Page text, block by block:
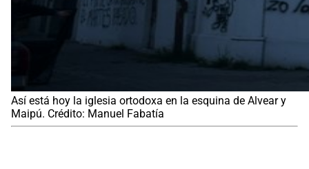
Así está hoy la iglesia ortodoxa en la esquina de Alvear y
Maipú. Crédito: Manuel Fabatía